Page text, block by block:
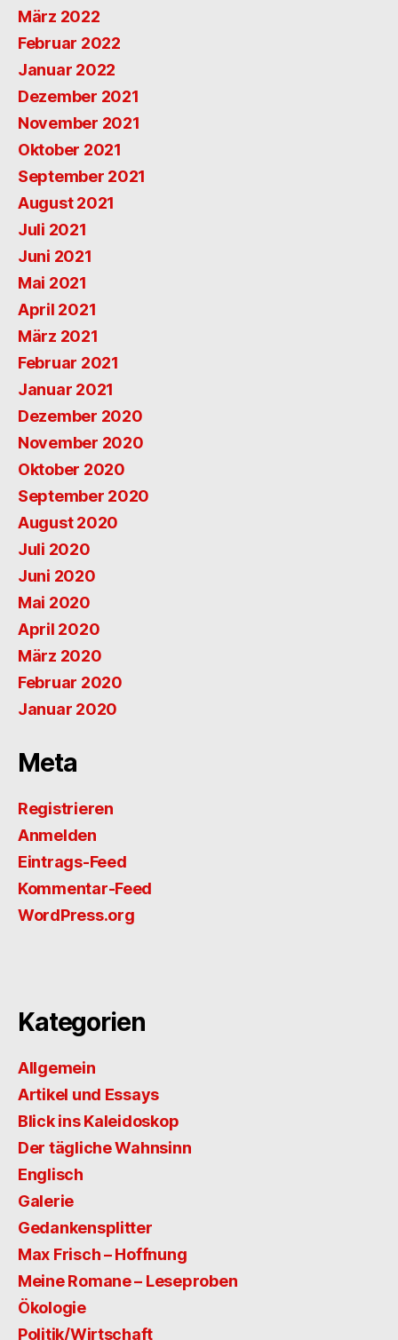
März 2022
Februar 2022
Januar 2022
Dezember 2021
November 2021
Oktober 2021
September 2021
August 2021
Juli 2021
Juni 2021
Mai 2021
April 2021
März 2021
Februar 2021
Januar 2021
Dezember 2020
November 2020
Oktober 2020
September 2020
August 2020
Juli 2020
Juni 2020
Mai 2020
April 2020
März 2020
Februar 2020
Januar 2020
Meta
Registrieren
Anmelden
Eintrags-Feed
Kommentar-Feed
WordPress.org
Kategorien
Allgemein
Artikel und Essays
Blick ins Kaleidoskop
Der tägliche Wahnsinn
Englisch
Galerie
Gedankensplitter
Max Frisch – Hoffnung
Meine Romane – Leseproben
Ökologie
Politik/Wirtschaft